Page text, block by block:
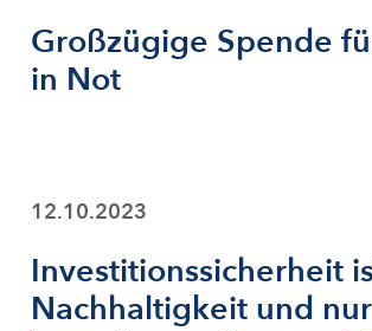
Großzügige Spende
in Not
12.10.2023
Investitionssicherheit
Nachhaltigkeit und